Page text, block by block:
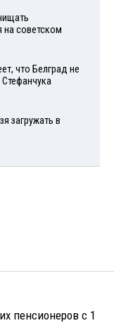
на советском
что Белград не
загружать в
пенсионеров с 1